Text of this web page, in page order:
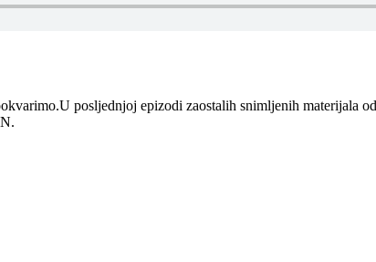
posljednjoj epizodi zaostalih snimljenih materijala